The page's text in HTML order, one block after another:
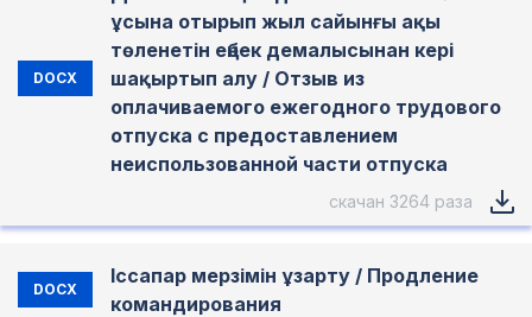
DOCX
ұсына отырып жыл сайынғы ақы
төленетін еңбек демалысынан кері
шақыртып алу / Отзыв из
оплачиваемого ежегодного трудового
отпуска с предоставлением
неиспользованной части отпуска
скачан 3264 раза
DOCX
Іссапар мерзімін ұзарту / Продление
командирования